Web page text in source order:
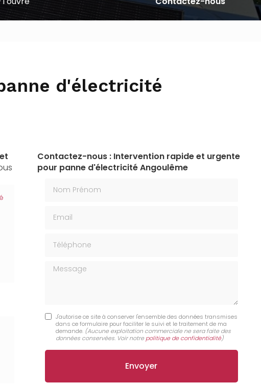
d'électricité
Contactez-nous : Intervention rapide et urgente
pour panne d'électricité Angoulême
Message
J'autorise ce site à conserver l'ensemble des données transmises
dans ce formulaire pour faciliter le suivi et le traitement de ma
demande. (Aucune exploitation commerciale ne sera faite des
données conservées. Voir notre politique de confidentialité)